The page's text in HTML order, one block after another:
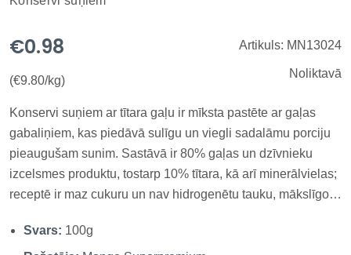
€0.98
(€9.80/kg)
Artikuls: MN13024
Noliktavā
Konservi suņiem ar tītara gaļu ir mīksta pastēte ar gaļas
gabaliņiem, kas piedāvā sulīgu un viegli sadalāmu porciju
pieaugušam sunim. Sastāvā ir 80% gaļas un dzīvnieku
izcelsmes produktu, tostarp 10% tītara, kā arī minerālvielas;
receptē ir maz cukuru un nav hidrogenētu tauku, mākslīgo
maziem suņiem, savukārt lielākiem šo konservu var
Svars: 100g